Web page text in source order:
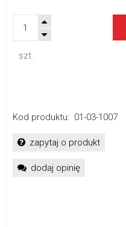
szt.
Kod produktu: 01-03-1007
zapytaj o produkt
dodaj opinię